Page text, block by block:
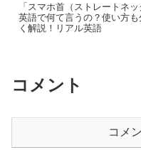
「スマホ首（ストレートネ
英語で何て言うの？使い方も
く解説！リアル英語
コメント
コメ